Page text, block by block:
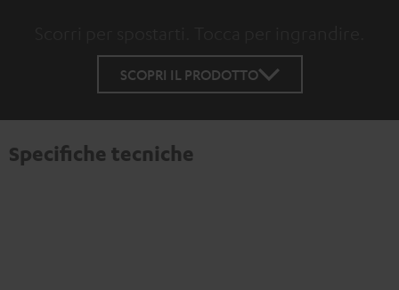
SCOPRI IL PRODOTTO
Specifiche tecniche